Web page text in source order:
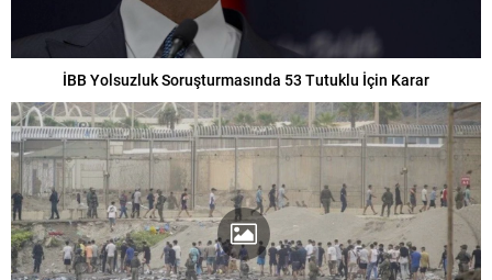
İBB Yolsuzluk Soruşturmasında 53 Tutuklu İçin Karar